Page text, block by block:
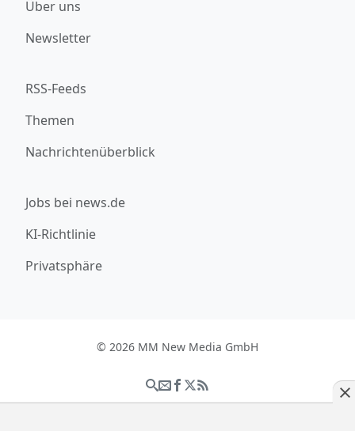
Über uns
Newsletter
RSS-Feeds
Themen
Nachrichtenüberblick
Jobs bei news.de
KI-Richtlinie
Privatsphäre
© 2026 MM New Media GmbH